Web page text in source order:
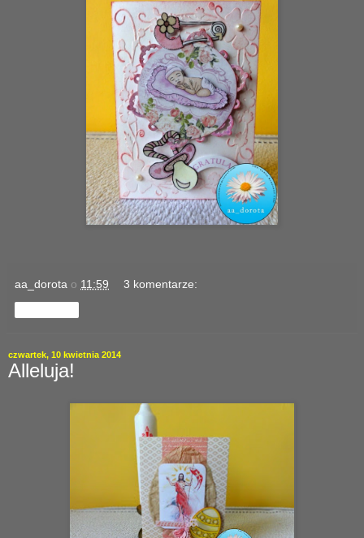
aa_dorota o 11:59 3 komentarze:
czwartek, 10 kwietnia 2014
Alleluja!